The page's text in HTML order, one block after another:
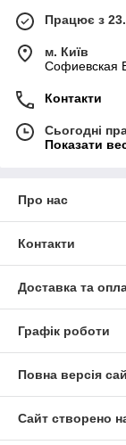
Працює з
м. Київ
Софиевская
Контакти
Сьогодні
Показати
Про нас
Контакти
Доставка та
Графік роботи
Повна версія
Сайт створено